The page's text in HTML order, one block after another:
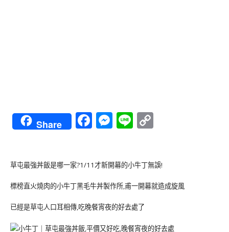
Share Facebook
Messenger
Line
草屯最強丼飯是哪一家?1/11才新開幕的小牛丁無誤!
標榜直火燒肉的小牛丁黑毛牛丼製作所,甫一開幕就造成旋風
已經是草屯人口耳相傳,吃晚餐宵夜的好去處了